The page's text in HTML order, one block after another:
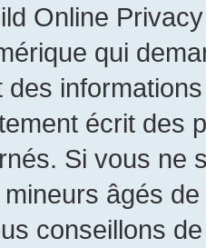
Online
qui
des
écrit des
Si vous ne
âgés
conseillons